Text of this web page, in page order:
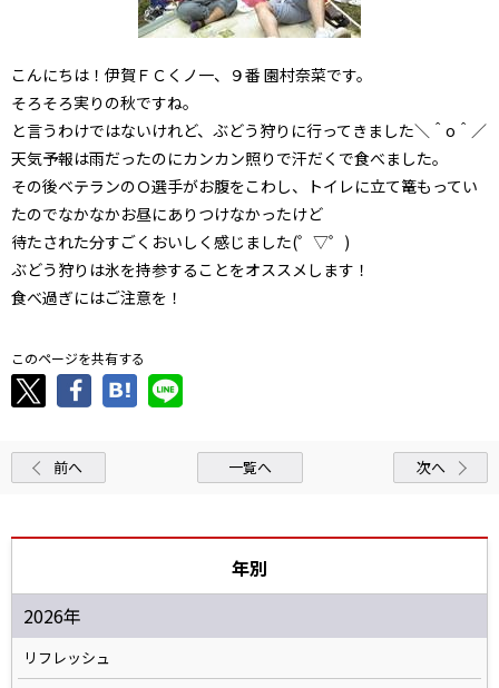
こんにちは！伊賀ＦＣくノ一、９番 園村奈菜です。
そろそろ実りの秋ですね。
と言うわけではないけれど、ぶどう狩りに行ってきました＼＾o＾／
天気予報は雨だったのにカンカン照りで汗だくで食べました。
その後ベテランのＯ選手がお腹をこわし、トイレに立て篭もってい
たのでなかなかお昼にありつけなかったけど
待たされた分すごくおいしく感じました(゜▽゜)
ぶどう狩りは氷を持参することをオススメします！
食べ過ぎにはご注意を！
このページを共有する
前へ 一覧へ 次へ
年別
2026年
リフレッシュ